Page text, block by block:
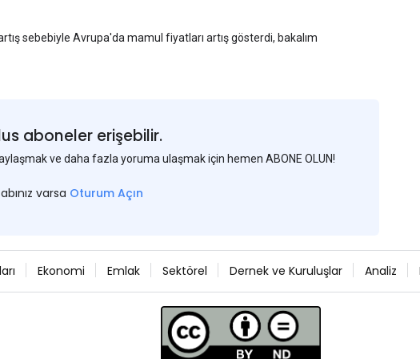
sebebiyle Avrupa'da mamul fiyatları artış gösterdi, bakalım
aboneler erişebilir.
ve daha fazla yoruma ulaşmak için hemen ABONE OLUN!
varsa Oturum Açın
Ekonomi Emlak Sektörel Dernek ve Kuruluşlar Analiz